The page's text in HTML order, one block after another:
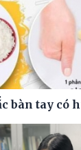
bàn tay có